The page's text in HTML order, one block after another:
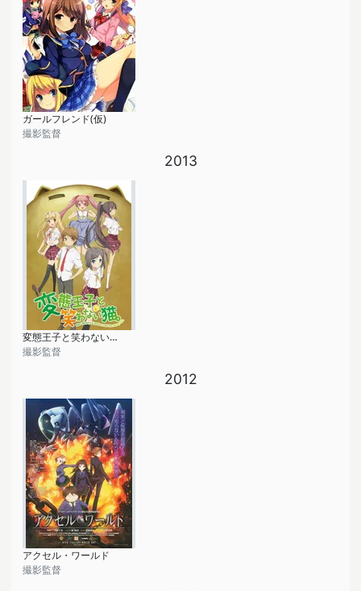
ガールフレンド(仮)
撮影監督
2013
変態王子と笑わない猫。
撮影監督
2012
アクセル・ワールド
撮影監督